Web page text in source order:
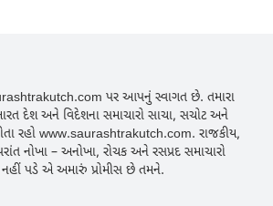
પર આપનું સ્વાગત છે. તમારા
દેશ અને વિદેશના સમાચારો સાચા, સચોટ અને
રહો www.saurashtrakutch.com. રાજકીય,
નોખા – અનોખા, રોચક અને રસપ્રદ સમાચારો
પડે એ અમારું પ્રોમીસ છે તમને.